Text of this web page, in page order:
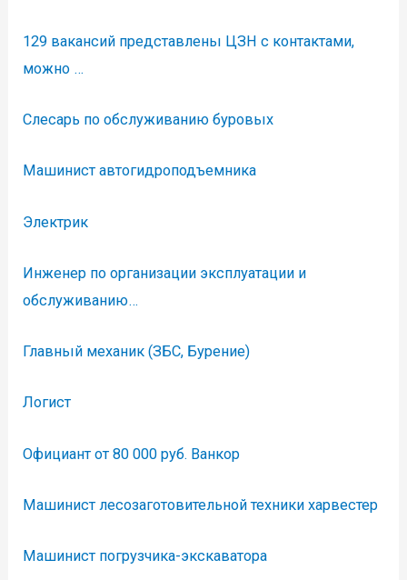
129 вакансий представлены ЦЗН с контактами,
можно …
Слесарь по обслуживанию буровых
Машинист автогидроподъемника
Электрик
Инженер по организации эксплуатации и
обслуживанию…
Главный механик (ЗБС, Бурение)
Логист
Официант от 80 000 руб. Ванкор
Машинист лесозаготовительной техники харвестер
Машинист погрузчика-экскаватора